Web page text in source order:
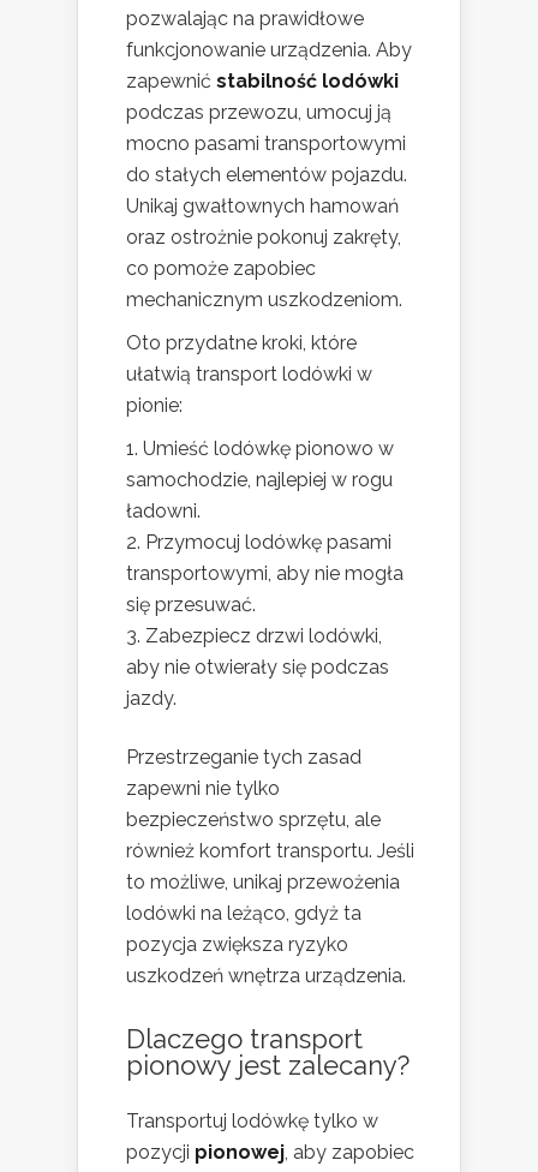
pozwalając na prawidłowe
funkcjonowanie urządzenia. Aby
zapewnić stabilność lodówki
podczas przewozu, umocuj ją
mocno pasami transportowymi
do stałych elementów pojazdu.
Unikaj gwałtownych hamowań
oraz ostrożnie pokonuj zakręty,
co pomoże zapobiec
mechanicznym uszkodzeniom.
Oto przydatne kroki, które
ułatwią transport lodówki w
pionie:
Umieść lodówkę pionowo w
samochodzie, najlepiej w rogu
ładowni.
Przymocuj lodówkę pasami
transportowymi, aby nie mogła
się przesuwać.
Zabezpiecz drzwi lodówki,
aby nie otwierały się podczas
jazdy.
Przestrzeganie tych zasad
zapewni nie tylko
bezpieczeństwo sprzętu, ale
również komfort transportu. Jeśli
to możliwe, unikaj przewożenia
lodówki na leżąco, gdyż ta
pozycja zwiększa ryzyko
uszkodzeń wnętrza urządzenia.
Dlaczego transport
pionowy jest zalecany?
Transportuj lodówkę tylko w
pozycji pionowej, aby zapobiec